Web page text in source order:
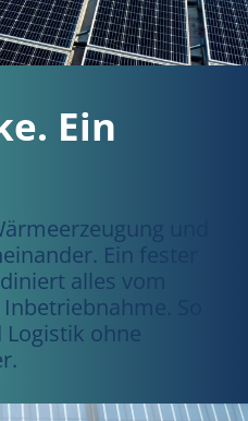
Ein
und
Ein fester
alles vom
So
ohne